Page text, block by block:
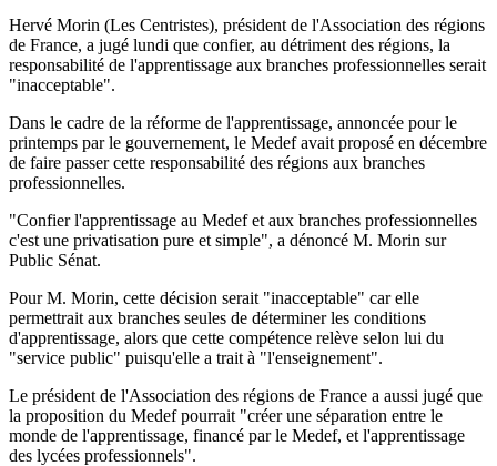
Hervé Morin (Les Centristes), président de l'Association des régions
de France, a jugé lundi que confier, au détriment des régions, la
responsabilité de l'apprentissage aux branches professionnelles serait
"inacceptable".
Dans le cadre de la réforme de l'apprentissage, annoncée pour le
printemps par le gouvernement, le Medef avait proposé en décembre
de faire passer cette responsabilité des régions aux branches
professionnelles.
"Confier l'apprentissage au Medef et aux branches professionnelles
c'est une privatisation pure et simple", a dénoncé M. Morin sur
Public Sénat.
Pour M. Morin, cette décision serait "inacceptable" car elle
permettrait aux branches seules de déterminer les conditions
d'apprentissage, alors que cette compétence relève selon lui du
"service public" puisqu'elle a trait à "l'enseignement".
Le président de l'Association des régions de France a aussi jugé que
la proposition du Medef pourrait "créer une séparation entre le
monde de l'apprentissage, financé par le Medef, et l'apprentissage
des lycées professionnels".